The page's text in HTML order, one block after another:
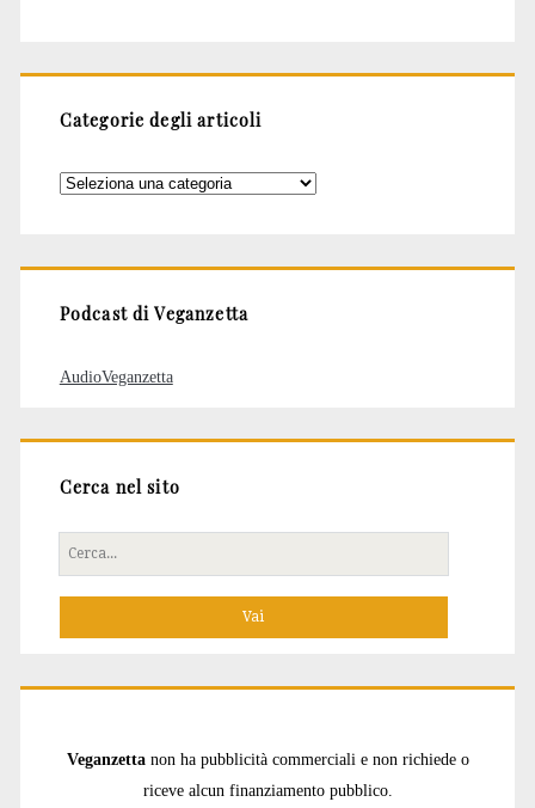
Categorie degli articoli
Categorie
Podcast di Veganzetta
AudioVeganzetta
Cerca nel sito
Cerca
per:
Veganzetta non ha pubblicità commerciali e non richiede o
riceve alcun finanziamento pubblico.